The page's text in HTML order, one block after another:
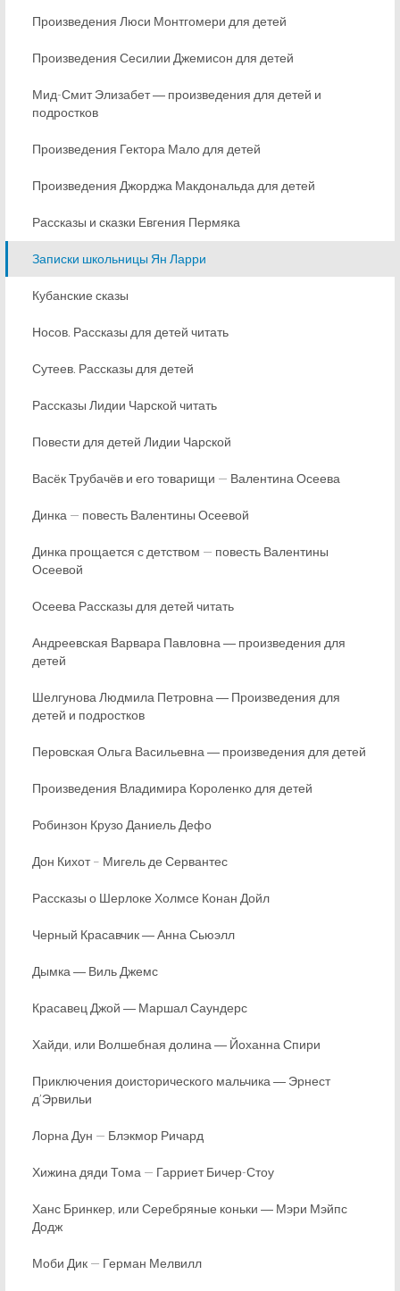
Произведения Люси Монтгомери для детей
Произведения Сесилии Джемисон для детей
Мид-Смит Элизабет ― произведения для детей и
подростков
Произведения Гектора Мало для детей
Произведения Джорджа Макдональда для детей
Рассказы и сказки Евгения Пермяка
Записки школьницы Ян Ларри
Кубанские сказы
Носов. Рассказы для детей читать
Сутеев. Рассказы для детей
Рассказы Лидии Чарской читать
Повести для детей Лидии Чарской
Васёк Трубачёв и его товарищи — Валентина Осеева
Динка — повесть Валентины Осеевой
Динка прощается с детством — повесть Валентины
Осеевой
Осеева Рассказы для детей читать
Андреевская Варвара Павловна ― произведения для
детей
Шелгунова Людмила Петровна ― Произведения для
детей и подростков
Перовская Ольга Васильевна ― произведения для детей
Произведения Владимира Короленко для детей
Робинзон Крузо Даниель Дефо
Дон Кихот – Мигель де Сервантес
Рассказы о Шерлоке Холмсе Конан Дойл
Черный Красавчик ― Анна Сьюэлл
Дымка ― Виль Джемс
Красавец Джой ― Маршал Саундерс
Хайди, или Волшебная долина ― Йоханна Спири
Приключения доисторического мальчика ― Эрнест
д’Эрвильи
Лорна Дун — Блэкмор Ричард
Хижина дяди Тома — Гарриет Бичер-Стоу
Ханс Бринкер, или Серебряные коньки ― Мэри Мэйпс
Додж
Моби Дик — Герман Мелвилл